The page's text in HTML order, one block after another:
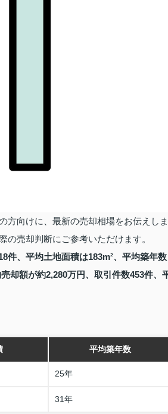
方向けに、最新の売却相場をお伝えしま
売却判断にご参考いただけます。
件、平均土地面積は183m²、平均築年数
却額が約2,280万円、取引件数453件、
平均築年数
25年
31年